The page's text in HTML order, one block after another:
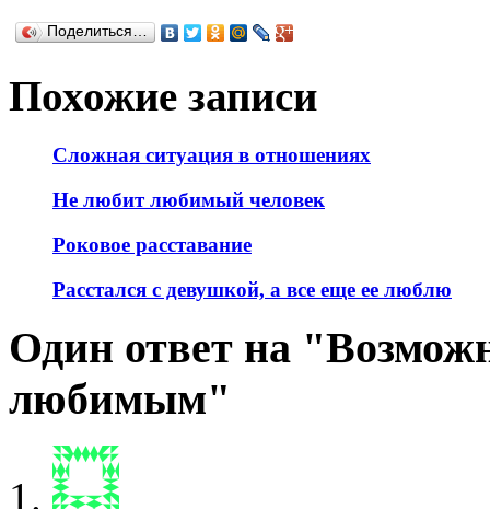
Поделиться…
Похожие записи
Сложная ситуация в отношениях
Не любит любимый человек
Роковое расставание
Расстался с девушкой, а все еще ее люблю
Один ответ на
любимым"